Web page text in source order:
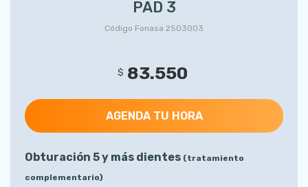
PAD 3
Código Fonasa 2503003
$ 83.550
AGENDA TU HORA
Obturación 5 y más dientes (tratamiento
complementario)